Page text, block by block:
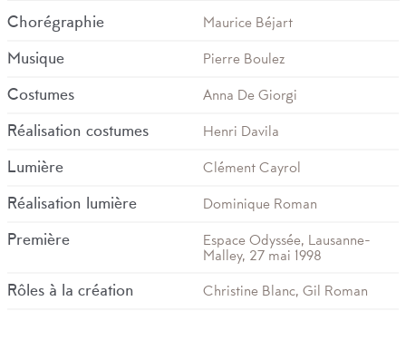
Chorégraphie Maurice Béjart
Musique Pierre Boulez
Costumes Anna De Giorgi
Réalisation costumes Henri Davila
Lumière Clément Cayrol
Réalisation lumière Dominique Roman
Première
Espace Odyssée, Lausanne-
Malley, 27 mai 1998
Rôles à la création Christine Blanc, Gil Roman